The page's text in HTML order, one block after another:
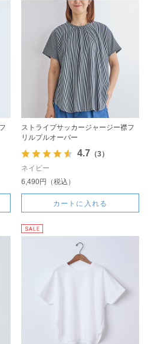
ストライプサッカージャージー襟フ
リルプルオーバー
4.7 （3）
ネイビー
6,490円（税込）
カートに入れる